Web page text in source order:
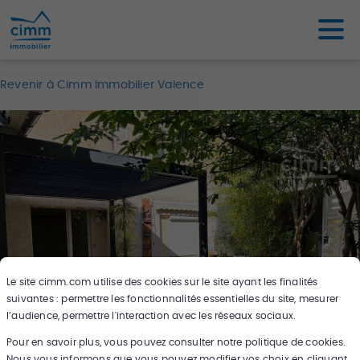
Le site cimm.comutilise des cookies sur le site ayant les finalités
suivantes : permettre les fonctionnalités essentielles du site, mesurer
l’audience, permettre l'interaction avec les réseaux sociaux.
Pour en savoir plus, vous pouvez consulter notre politique de cookies.
Revenir à Cimm Immobilier Valence
8photos